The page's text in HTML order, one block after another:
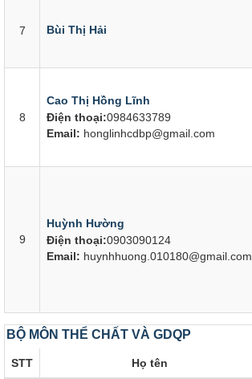
7 Bùi Thị Hải
8
Cao Thị Hồng Lĩnh
Điện thoại:0984633789
Email: honglinhcdbp@gmail.com
9
Huỳnh Hường
Điện thoại:0903090124
Email: huynhhuong.010180@gmail.com
BỘ MÔN THỂ CHẤT VÀ GDQP
STT Họ tên